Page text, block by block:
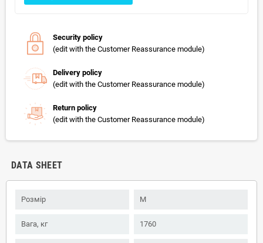
Security policy
(edit with the Customer Reassurance module)
Delivery policy
(edit with the Customer Reassurance module)
Return policy
(edit with the Customer Reassurance module)
DATA SHEET
Розмір M
Вага, кг 1760